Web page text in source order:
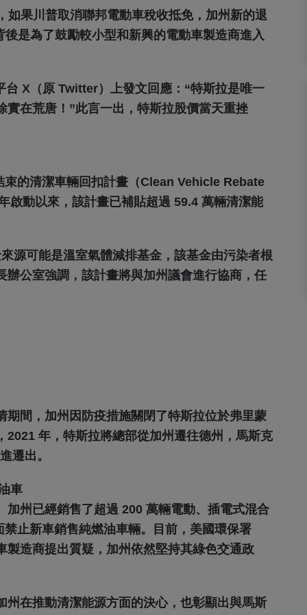
如果川普取消聯邦電動車稅收抵免，加州新的退
是為了鼓勵較小型和新興的電動車製造商進入
台 X（原 Twitter）上發文回應：“特斯拉是唯一
在荒唐！”此言一出，特斯拉股價當天重挫
的清潔車輛回扣計畫（Clean Vehicle Rebate
啟動以來，該計畫已補貼超過 59.4 萬輛清潔能
源可能是溫室氣體減排基金，該基金由污染者根
公室強調，該計畫將與加州議會進行協商，任
間，加州因防疫措施關閉了特斯拉位於弗里蒙
年，特斯拉將總部從加州遷往德州，馬斯克
遷出。
車
州已經銷售了超過 200 萬輛電動、插電式混合
止新車銷售純燃油車輛。目前，美國環保署
造商提出質疑，加州依然堅持其綠色交通政
在推動清潔能源方面的決心，也彰顯出與馬斯